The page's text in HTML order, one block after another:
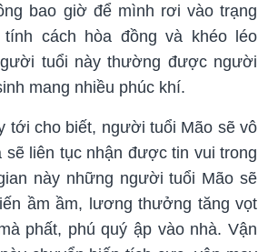
bao giờ để mình rơi vào trạng
cách hòa đồng và khéo léo
tuổi này thường được người
mang nhiều phúc khí.
tới cho biết, người tuổi Mão sẽ vô
sẽ liên tục nhận được tin vui trong
này những người tuổi Mão sẽ
ầm ầm, lương thưởng tăng vọt
phất, phú quý ập vào nhà. Vận